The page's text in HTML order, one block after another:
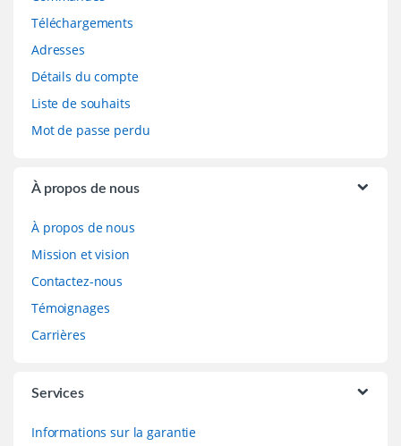
Téléchargements
Adresses
Détails du compte
Liste de souhaits
Mot de passe perdu
À propos de nous
À propos de nous
Mission et vision
Contactez-nous
Témoignages
Carrières
Services
Informations sur la garantie